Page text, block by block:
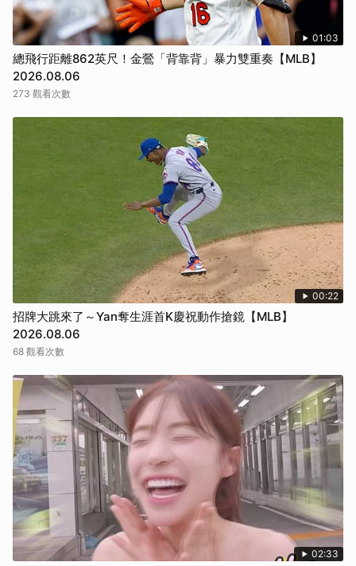
01:03
總飛行距離862英尺！金鶯「背靠背」暴力雙重奏【MLB】
2026.08.06
273 觀看次數
00:22
招牌大跳來了～Yan奪生涯首K慶祝動作搶鏡【MLB】
2026.08.06
68 觀看次數
02:33